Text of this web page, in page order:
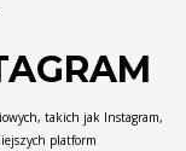
takich jak Instagram,
platform